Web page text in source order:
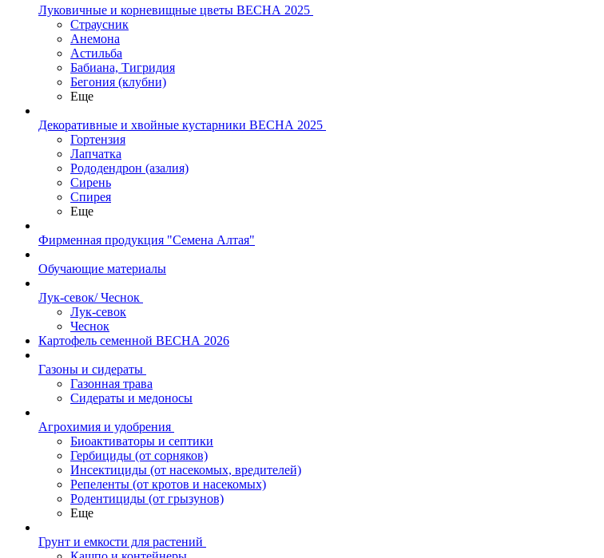
Луковичные и корневищные цветы ВЕСНА 2025
Страусник
Анемона
Астильба
Бабиана, Тигридия
Бегония (клубни)
Еще
Декоративные и хвойные кустарники ВЕСНА 2025
Гортензия
Лапчатка
Рододендрон (азалия)
Сирень
Спирея
Еще
Фирменная продукция "Семена Алтая"
Обучающие материалы
Лук-севок/ Чеснок
Лук-севок
Чеснок
Картофель семенной ВЕСНА 2026
Газоны и сидераты
Газонная трава
Сидераты и медоносы
Агрохимия и удобрения
Биоактиваторы и септики
Гербициды (от сорняков)
Инсектициды (от насекомых, вредителей)
Репеленты (от кротов и насекомых)
Родентициды (от грызунов)
Еще
Грунт и емкости для растений